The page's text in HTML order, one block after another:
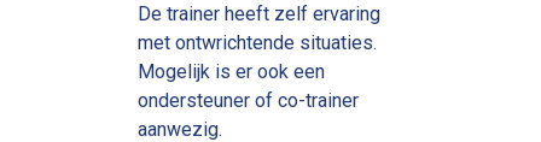
De trainer heeft zelf ervaring
met ontwrichtende situaties.
Mogelijk is er ook een
ondersteuner of co-trainer
aanwezig.